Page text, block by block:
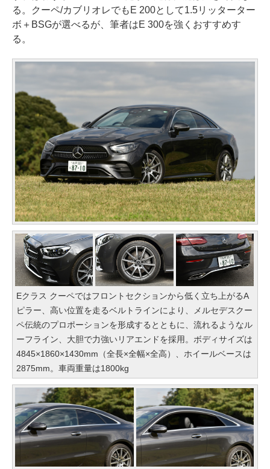
る。クーペ/カブリオレでもE 200として1.5リッターター
ボ＋BSGが選べるが、筆者はE 300を強くおすすめす
る。
Eクラス クーペではフロントセクションから低く立ち上がるA
ピラー、高い位置を走るベルトラインにより、メルセデスクー
ペ伝統のプロポーションを形成するとともに、流れるようなル
ーフライン、大胆で力強いリアエンドを採用。ボディサイズは
4845×1860×1430mm（全長×全幅×全高）、ホイールベースは
2875mm。車両重量は1800kg